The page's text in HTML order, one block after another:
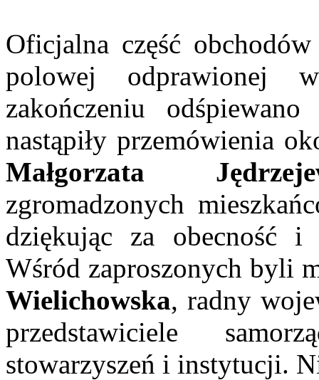
Oficjalna część
polowej
zakończeniu
nastąpiły przemówienia
Małgorzata
zgromadzonych
dziękując za obecność i
Wśród zaproszonych byli
Wielichowska, radny
przedstawiciele
stowarzyszeń i instytucji.